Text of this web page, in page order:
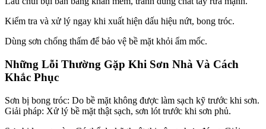
Kiểm tra và xử lý ngay khi xuất hiện dấu hiệu nứt, bong tróc.
Dùng sơn chống thấm để bảo vệ bề mặt khỏi ẩm mốc.
Những Lỗi Thường Gặp Khi Sơn Nhà Và Cách
Khắc Phục
Sơn bị bong tróc: Do bề mặt không được làm sạch kỹ trước khi sơn.
Giải pháp: Xử lý bề mặt thật sạch, sơn lót trước khi sơn phủ.